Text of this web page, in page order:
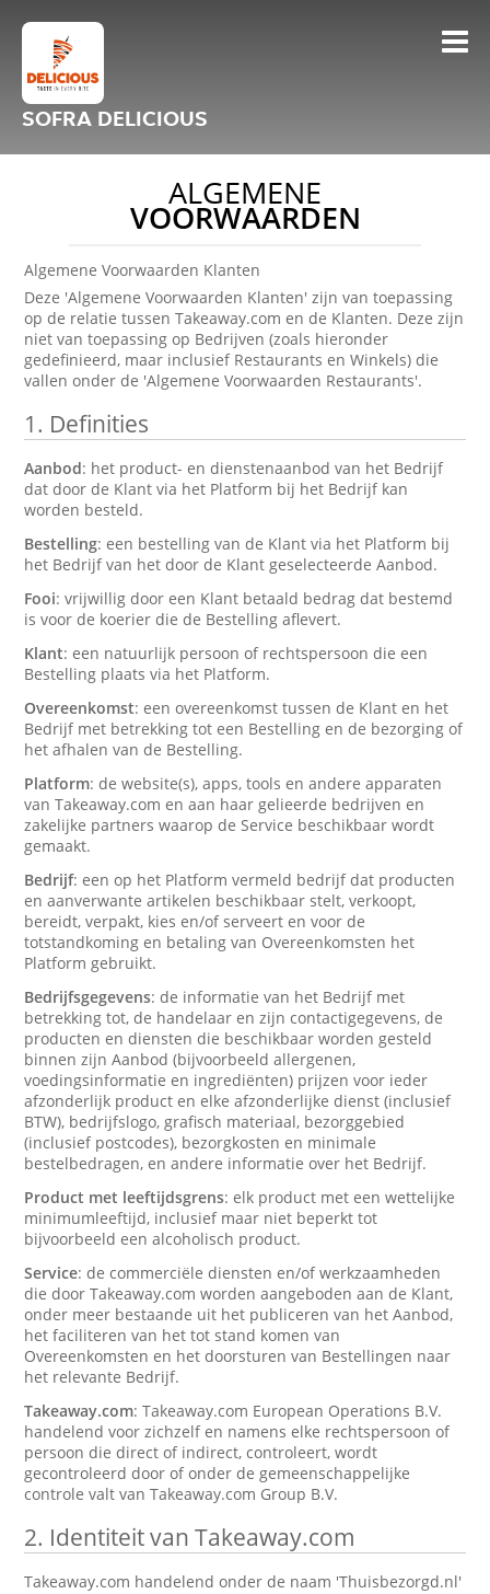
SOFRA DELICIOUS
ALGEMENE
VOORWAARDEN
Algemene Voorwaarden Klanten
Deze 'Algemene Voorwaarden Klanten' zijn van toepassing
op de relatie tussen Takeaway.com en de Klanten. Deze zijn
niet van toepassing op Bedrijven (zoals hieronder
gedefinieerd, maar inclusief Restaurants en Winkels) die
vallen onder de 'Algemene Voorwaarden Restaurants'.
1. Definities
Aanbod: het product- en dienstenaanbod van het Bedrijf
dat door de Klant via het Platform bij het Bedrijf kan
worden besteld.
Bestelling: een bestelling van de Klant via het Platform bij
het Bedrijf van het door de Klant geselecteerde Aanbod.
Fooi: vrijwillig door een Klant betaald bedrag dat bestemd
is voor de koerier die de Bestelling aflevert.
Klant: een natuurlijk persoon of rechtspersoon die een
Bestelling plaats via het Platform.
Overeenkomst: een overeenkomst tussen de Klant en het
Bedrijf met betrekking tot een Bestelling en de bezorging of
het afhalen van de Bestelling.
Platform: de website(s), apps, tools en andere apparaten
van Takeaway.com en aan haar gelieerde bedrijven en
zakelijke partners waarop de Service beschikbaar wordt
gemaakt.
Bedrijf: een op het Platform vermeld bedrijf dat producten
en aanverwante artikelen beschikbaar stelt, verkoopt,
bereidt, verpakt, kies en/of serveert en voor de
totstandkoming en betaling van Overeenkomsten het
Platform gebruikt.
Bedrijfsgegevens: de informatie van het Bedrijf met
betrekking tot, de handelaar en zijn contactigegevens, de
producten en diensten die beschikbaar worden gesteld
binnen zijn Aanbod (bijvoorbeeld allergenen,
voedingsinformatie en ingrediënten) prijzen voor ieder
afzonderlijk product en elke afzonderlijke dienst (inclusief
BTW), bedrijfslogo, grafisch materiaal, bezorggebied
(inclusief postcodes), bezorgkosten en minimale
bestelbedragen, en andere informatie over het Bedrijf.
Product met leeftijdsgrens: elk product met een wettelijke
minimumleeftijd, inclusief maar niet beperkt tot
bijvoorbeeld een alcoholisch product.
Service: de commerciële diensten en/of werkzaamheden
die door Takeaway.com worden aangeboden aan de Klant,
onder meer bestaande uit het publiceren van het Aanbod,
het faciliteren van het tot stand komen van
Overeenkomsten en het doorsturen van Bestellingen naar
het relevante Bedrijf.
Takeaway.com: Takeaway.com European Operations B.V.
handelend voor zichzelf en namens elke rechtspersoon of
persoon die direct of indirect, controleert, wordt
gecontroleerd door of onder de gemeenschappelijke
controle valt van Takeaway.com Group B.V.
2. Identiteit van Takeaway.com
Takeaway.com handelend onder de naam 'Thuisbezorgd.nl'